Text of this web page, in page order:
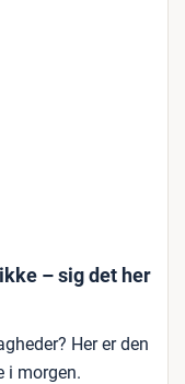
– sig det her
Her er den
i morgen.